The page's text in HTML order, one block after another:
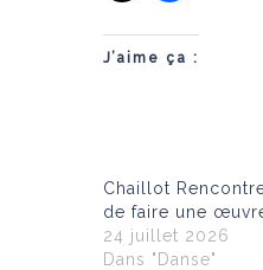
J’aime ça :
Chaillot
de faire une
24 juillet 2026
Dans "Danse"